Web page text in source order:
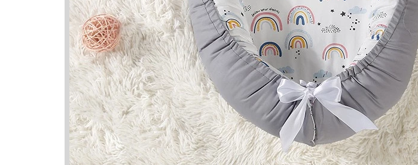
Nama Yang Berkaitan dengan Kasih
Nama
Keisha
Akashah